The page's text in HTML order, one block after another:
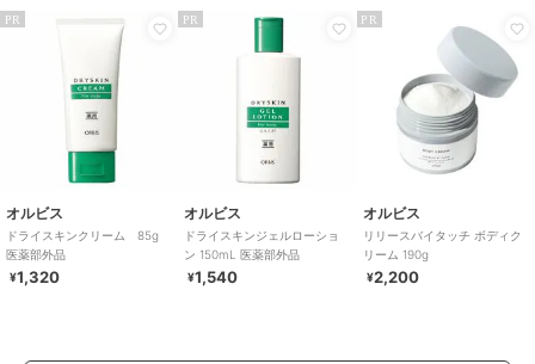
PR
オルビス
ドライスキンクリーム 85g
医薬部外品
¥1,320
PR
オルビス
ドライスキンジェルローショ
ン 150mL 医薬部外品
¥1,540
PR
オルビス
リリースバイタッチ ボディク
リーム 190g
¥2,200